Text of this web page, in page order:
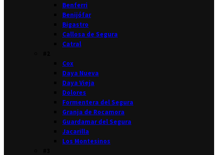
Benferri
Benijófar
Bigastro
Callosa de Segura
Catral
Cox
Daya Nueva
Daya Vieja
Dolores
Formentera del Segura
Granja de Rocamora
Guardamar del Segura
Jacarilla
Los Montesinos